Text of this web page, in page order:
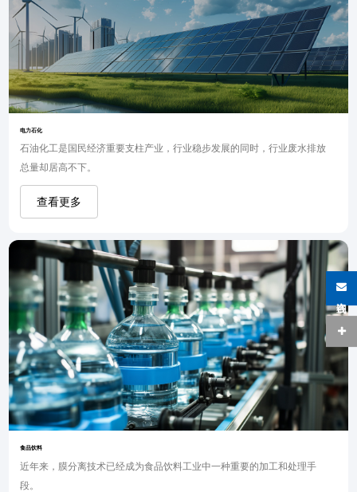
电力石化
石油化工是国民经济重要支柱产业，行业稳步发展的同时，行业废水排放
总量却居高不下。
查看更多
食品饮料
近年来，膜分离技术已经成为食品饮料工业中一种重要的加工和处理手
段。